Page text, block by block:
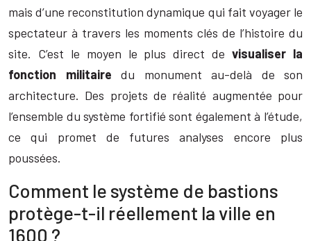
mais d’une reconstitution dynamique qui fait voyager le
spectateur à travers les moments clés de l’histoire du
site. C’est le moyen le plus direct devisualiser la
fonction militaire du monument au-delà de son
architecture. Des projets de réalité augmentée pour
l’ensemble du système fortifié sont également à l’étude,
ce qui promet de futures analyses encore plus
poussées.
Comment le système de bastions
protège-t-il réellement la ville en
1600 ?